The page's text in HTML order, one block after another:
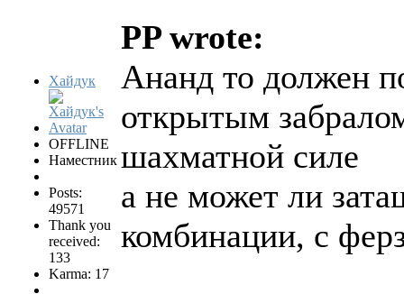
Хайдук
OFFLINE
Наместник
Posts:
49571
Thank you
received:
133
Karma: 17
PP wrote:
Ананд то должен
открытым
шахматной силе
а не может ли
комбинации, с